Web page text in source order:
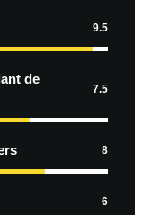
9.5
de
7.5
8
6